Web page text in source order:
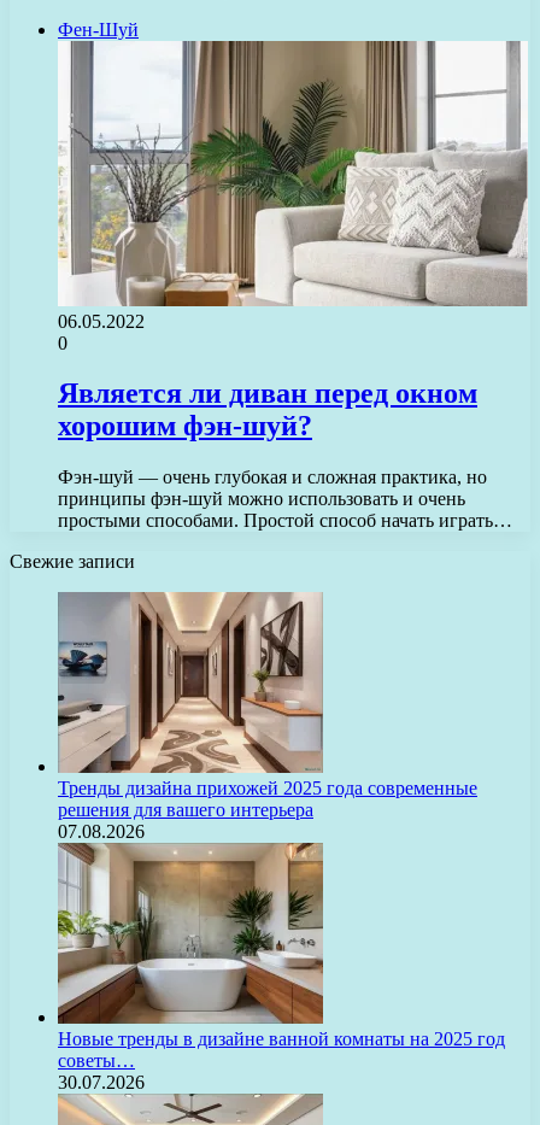
Фен-Шуй
06.05.2022
0
Является ли диван перед окном
хорошим фэн-шуй?
Фэн-шуй — очень глубокая и сложная практика, но
принципы фэн-шуй можно использовать и очень
простыми способами. Простой способ начать играть…
Свежие записи
Тренды дизайна прихожей 2025 года современные
решения для вашего интерьера
07.08.2026
Новые тренды в дизайне ванной комнаты на 2025 год
советы…
30.07.2026